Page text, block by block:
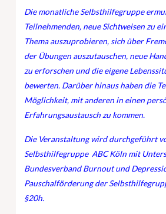
Die monatliche Selbsthilfegruppe
Teilnehmenden, neue Sichtweisen zu
Thema auszuprobieren, sich über
der Übungen auszutauschen, neue
zu erforschen und die eigene
bewerten. Darüber hinaus haben die
Möglichkeit, mit anderen in einen
Erfahrungsaustausch zu kommen.
Die Veranstaltung wird durchgeführt
Selbsthilfegruppe ABC Köln mit
Bundesverband Burnout und
Pauschalförderung der
§20h.